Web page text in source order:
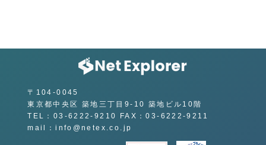
〒104-0045
東京都中央区 築地三丁目9-10 築地ビル10階
TEL：03-6222-9210 FAX：03-6222-9211
mail：info@netex.co.jp